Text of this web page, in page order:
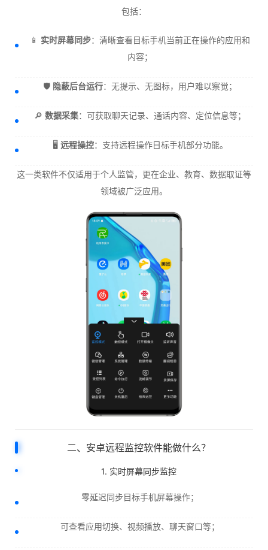
包括：
📱 实时屏幕同步：清晰查看目标手机当前正在操作的应用和
内容；
🛡️ 隐蔽后台运行：无提示、无图标，用户难以察觉；
🔎 数据采集：可获取聊天记录、通话内容、定位信息等；
🖥️ 远程操控：支持远程操作目标手机部分功能。
这一类软件不仅适用于个人监管，更在企业、教育、数据取证等
领域被广泛应用。
二、安卓远程监控软件能做什么？
1. 实时屏幕同步监控
零延迟同步目标手机屏幕操作；
可查看应用切换、视频播放、聊天窗口等；